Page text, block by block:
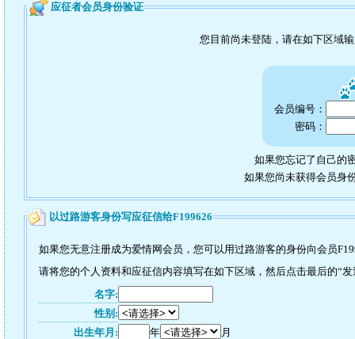
应征者会员身份验证
您目前尚未登陆，请在如下区域
会员编号：
密码：
如果您忘记了自己的
如果您尚未获得会员身
以过路游客身份写应征信给F199626
如果您无意注册成为爱情网会员，您可以用过路游客的身份向会员
请将您的个人资料和应征信内容填写在如下区域，然后点击最后的“
名字:
性别:
出生年月:
年
月